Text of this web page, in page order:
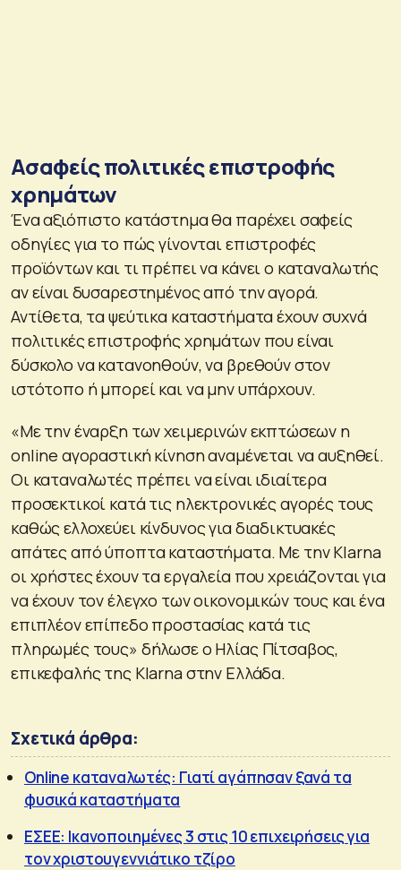
Ασαφείς πολιτικές επιστροφής
χρημάτων
Ένα αξιόπιστο κατάστημα θα παρέχει σαφείς
οδηγίες για το πώς γίνονται επιστροφές
προϊόντων και τι πρέπει να κάνει ο καταναλωτής
αν είναι δυσαρεστημένος από την αγορά.
Αντίθετα, τα ψεύτικα καταστήματα έχουν συχνά
πολιτικές επιστροφής χρημάτων που είναι
δύσκολο να κατανοηθούν, να βρεθούν στον
ιστότοπο ή μπορεί και να μην υπάρχουν.
«Με την έναρξη των χειμερινών εκπτώσεων η
online αγοραστική κίνηση αναμένεται να αυξηθεί.
Οι καταναλωτές πρέπει να είναι ιδιαίτερα
προσεκτικοί κατά τις ηλεκτρονικές αγορές τους
καθώς ελλοχεύει κίνδυνος για διαδικτυακές
απάτες από ύποπτα καταστήματα. Με την Klarna
οι χρήστες έχουν τα εργαλεία που χρειάζονται για
να έχουν τον έλεγχο των οικονομικών τους και ένα
επιπλέον επίπεδο προστασίας κατά τις
πληρωμές τους» δήλωσε ο Ηλίας Πίτσαβος,
επικεφαλής της Klarna στην Ελλάδα.
Σχετικά άρθρα:
Online καταναλωτές: Γιατί αγάπησαν ξανά τα
φυσικά καταστήματα
ΕΣΕΕ: Ικανοποιημένες 3 στις 10 επιχειρήσεις για
τον χριστουγεννιάτικο τζίρο